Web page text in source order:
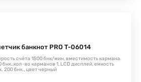
банкнот PRO T-06014
счёта 1500 бнк/мин, вместимость кармана
бнк.,кол-во карманов 1, LCD дисплей, емкость
200 бнк., цвет черный